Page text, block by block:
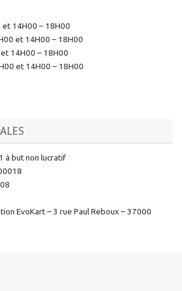
et 14H00 – 18H00
et 14H00 – 18H00
14H00 – 18H00
et 14H00 – 18H00
à but non lucratif
EvoKart – 3 rue Paul Reboux – 37000